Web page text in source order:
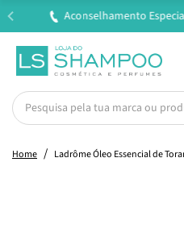
Entregas em 24H
Home Ladrôme Óleo Essencial de